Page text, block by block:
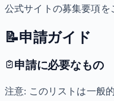
公式サイトの募集要項を
📝申請ガイド
申請に必要なもの
注意: このリストは一般